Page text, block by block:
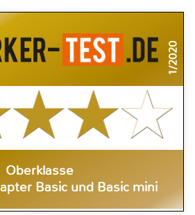
1/2020
Oberklasse
Basic und Basic mini